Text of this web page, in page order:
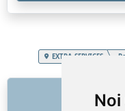
EXTRA SERVICES